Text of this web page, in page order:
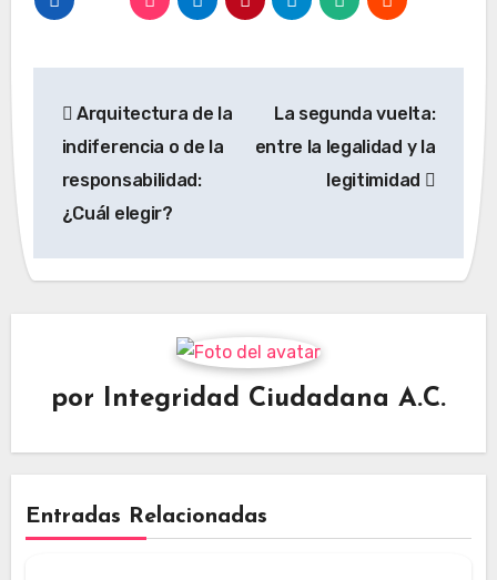
de
entradas
Arquitectura de la
indiferencia o de la
responsabilidad:
¿Cuál elegir?
La segunda vuelta:
entre la legalidad y la
legitimidad
por Integridad Ciudadana A.C.
Entradas Relacionadas